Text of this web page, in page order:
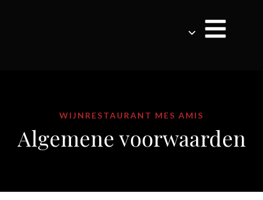
WIJNRESTAURANT MES AMIS
Algemene voorwaarden